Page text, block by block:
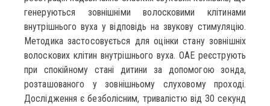
генеруються зовнішніми волосковими клітинами
внутрішнього вуха у відповідь на звукову стимуляцію.
Методика застосовується для оцінки стану зовнішніх
волоскових клітин внутрішнього вуха. ОАЕ реєструють
при спокійному стані дитини за допомогою зонда,
розташованого у зовнішньому слуховому проході.
Дослідження є безболісним, тривалістю від 30 секунд